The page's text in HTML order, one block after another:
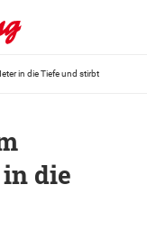
in die Tiefe und stirbt
die